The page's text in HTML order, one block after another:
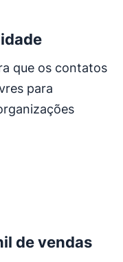
que os contatos
para
de vendas